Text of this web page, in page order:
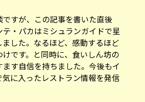
ですが、この記事を書いた直後
テ・パカはミシュランガイドで星
した。なるほど、感動するほど
です。と同時に、食いしん坊の
ます自信を持ちました。今後もイ
に入ったレストラン情報を発信